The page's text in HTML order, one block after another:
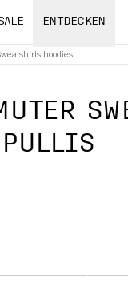
ENTDECKEN
hoodies